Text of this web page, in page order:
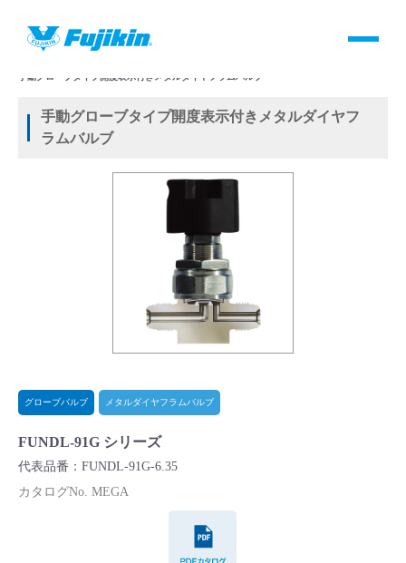
製品情報
製品カタログダウンロード
製品動画一覧
HOME 製品情報
手動グローブタイプ開度表示付きメタルダイヤフラムバルブ
手動グローブタイプ開度表示付きメタルダイヤフ
ラムバルブ
グローブバルブ メタルダイヤフラムバルブ
FUNDL-91G シリーズ
代表品番：FUNDL-91G-6.35
カタログNo. MEGA